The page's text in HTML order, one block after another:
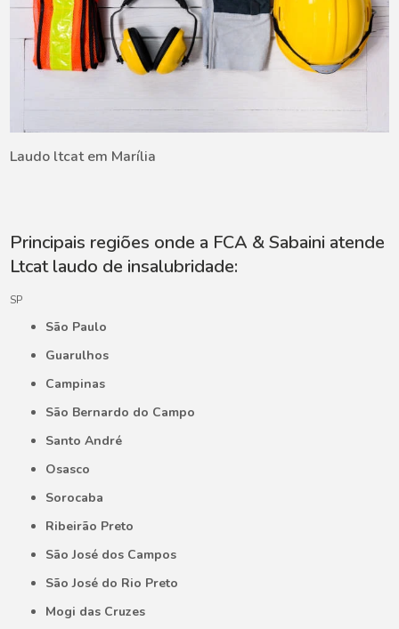
Laudo ltcat em Marília
Principais regiões onde a FCA & Sabaini atende
Ltcat laudo de insalubridade:
SP
São Paulo
Guarulhos
Campinas
São Bernardo do Campo
Santo André
Osasco
Sorocaba
Ribeirão Preto
São José dos Campos
São José do Rio Preto
Mogi das Cruzes